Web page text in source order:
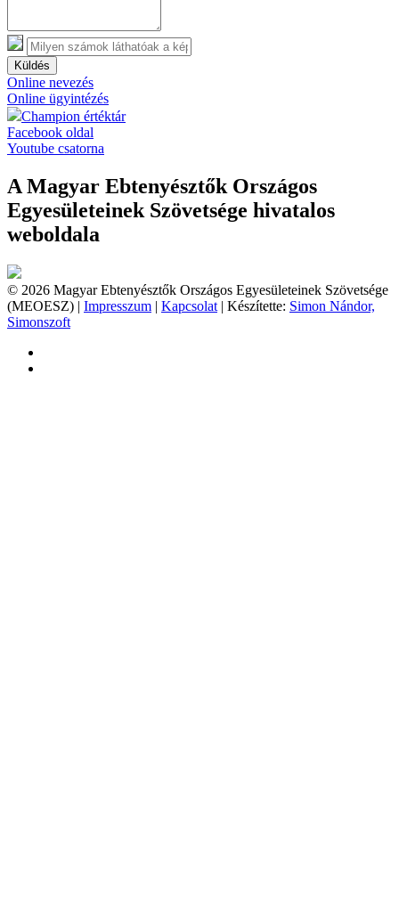
Küldés
Online nevezés
Online ügyintézés
Champion értéktár
Facebook oldal
Youtube csatorna
A Magyar Ebtenyésztők Országos
Egyesületeinek Szövetsége hivatalos
weboldala
© 2026 Magyar Ebtenyésztők Országos Egyesületeinek Szövetsége
(MEOESZ) | Impresszum | Kapcsolat | Készítette: Simon Nándor,
Simonszoft